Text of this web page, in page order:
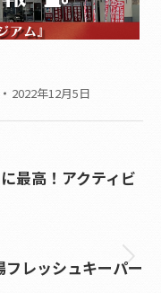
2022年12月5日
最高！アクティビ
レッシュキーパー